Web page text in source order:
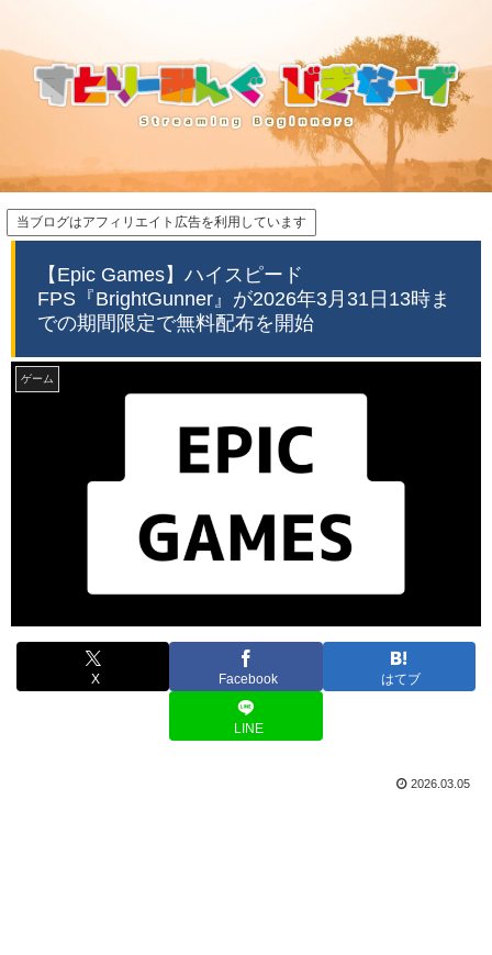
当ブログはアフィリエイト広告を利用しています
【Epic Games】ハイスピード
FPS『BrightGunner』が2026年3月31日13時ま
での期間限定で無料配布を開始
ゲーム
X Facebook はてブ
LINE
2026.03.05